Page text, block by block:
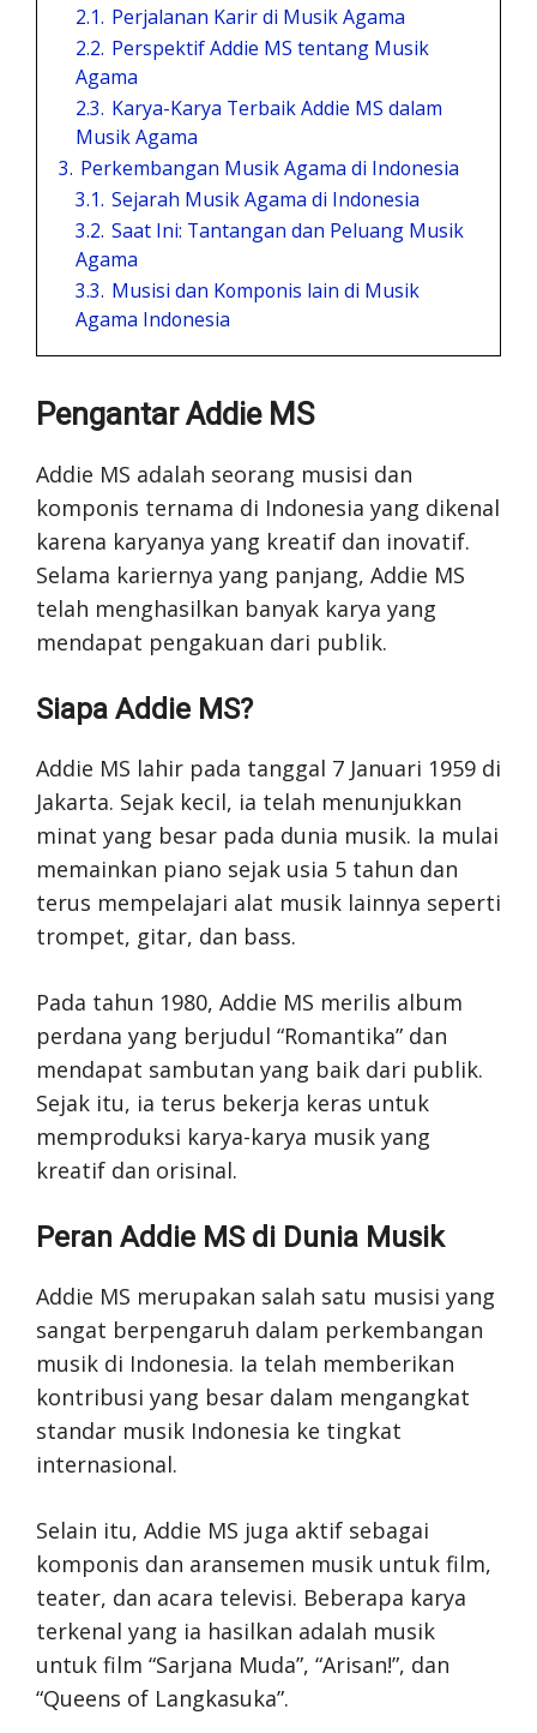
2.1. Perjalanan Karir di Musik Agama
2.2. Perspektif Addie MS tentang Musik
Agama
2.3. Karya-Karya Terbaik Addie MS dalam
Musik Agama
3. Perkembangan Musik Agama di Indonesia
3.1. Sejarah Musik Agama di Indonesia
3.2. Saat Ini: Tantangan dan Peluang Musik
Agama
3.3. Musisi dan Komponis lain di Musik
Agama Indonesia
Pengantar Addie MS
Addie MS adalah seorang musisi dan
komponis ternama di Indonesia yang dikenal
karena karyanya yang kreatif dan inovatif.
Selama kariernya yang panjang, Addie MS
telah menghasilkan banyak karya yang
mendapat pengakuan dari publik.
Siapa Addie MS?
Addie MS lahir pada tanggal 7 Januari 1959 di
Jakarta. Sejak kecil, ia telah menunjukkan
minat yang besar pada dunia musik. Ia mulai
memainkan piano sejak usia 5 tahun dan
terus mempelajari alat musik lainnya seperti
trompet, gitar, dan bass.
Pada tahun 1980, Addie MS merilis album
perdana yang berjudul “Romantika” dan
mendapat sambutan yang baik dari publik.
Sejak itu, ia terus bekerja keras untuk
memproduksi karya-karya musik yang
kreatif dan orisinal.
Peran Addie MS di Dunia Musik
Addie MS merupakan salah satu musisi yang
sangat berpengaruh dalam perkembangan
musik di Indonesia. Ia telah memberikan
kontribusi yang besar dalam mengangkat
standar musik Indonesia ke tingkat
internasional.
Selain itu, Addie MS juga aktif sebagai
komponis dan aransemen musik untuk film,
teater, dan acara televisi. Beberapa karya
terkenal yang ia hasilkan adalah musik
untuk film “Sarjana Muda”, “Arisan!”, dan
“Queens of Langkasuka”.